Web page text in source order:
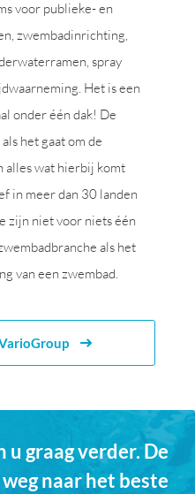
voor publieke- en
zwembadinrichting,
spray
Het is een
onder één dak! De
het gaat om de
alles wat hierbij komt
in meer dan 30 landen
zijn niet voor niets één
als het
van een zwembad.
u graag verder. De
naar het beste